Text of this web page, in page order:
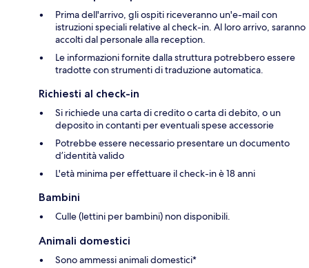
Prima dell'arrivo, gli ospiti riceveranno un'e-mail con
istruzioni speciali relative al check-in. Al loro arrivo, saranno
accolti dal personale alla reception.
Le informazioni fornite dalla struttura potrebbero essere
tradotte con strumenti di traduzione automatica.
Richiesti al check-in
Si richiede una carta di credito o carta di debito, o un
deposito in contanti per eventuali spese accessorie
Potrebbe essere necessario presentare un documento
d’identità valido
L'età minima per effettuare il check-in è 18 anni
Bambini
Culle (lettini per bambini) non disponibili.
Animali domestici
Sono ammessi animali domestici*